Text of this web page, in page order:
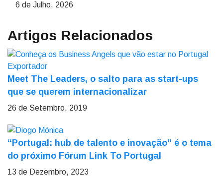
6 de Julho, 2026
Artigos Relacionados
Meet The Leaders, o salto para as start-ups
que se querem internacionalizar
26 de Setembro, 2019
“Portugal: hub de talento e inovação” é o tema
do próximo Fórum Link To Portugal
13 de Dezembro, 2023